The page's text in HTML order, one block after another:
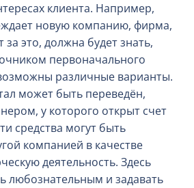
клиента. Например,
новую компанию, фирма,
за это, должна будет знать,
первоначального
различные варианты.
может быть переведён,
у которого открыт счет
средства могут быть
компанией в качестве
деятельность. Здесь
любознательным и задавать